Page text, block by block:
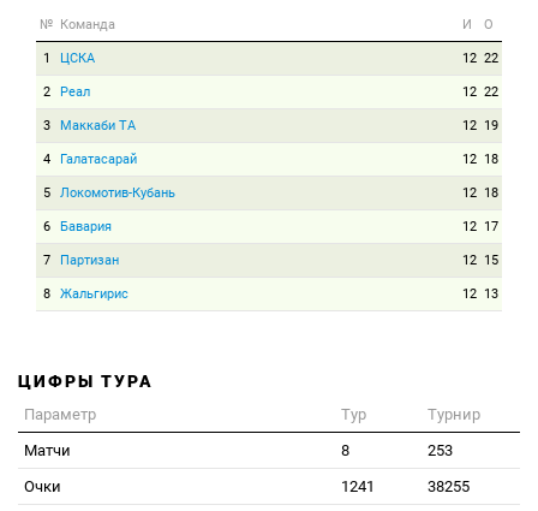
№ Команда И О
1 ЦСКА 12 22
2 Реал 12 22
3 Маккаби ТА 12 19
4 Галатасарай 12 18
5 Локомотив-Кубань 12 18
6 Бавария 12 17
7 Партизан 12 15
8 Жальгирис 12 13
ЦИФРЫ ТУРА
Параметр Тур
Турнир
Матчи
8
253
Очки
1241
38255